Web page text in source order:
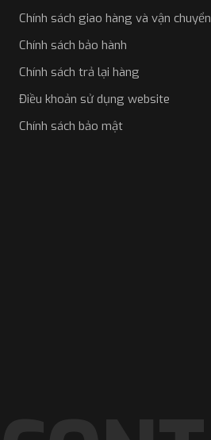
Chính sách giao hàng và vận chuyển
Chính sách bảo hành
Chính sách trả lại hàng
Điều khoản sử dụng website
Chính sách bảo mật